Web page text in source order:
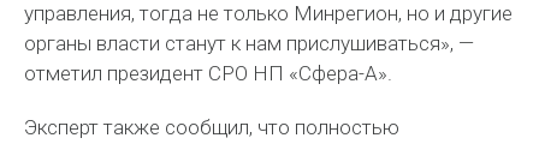
управления, тогда не только Минрегион, но и другие
органы власти станут к нам прислушиваться», —
отметил президент СРО НП «Сфера-А».
Эксперт также сообщил, что полностью